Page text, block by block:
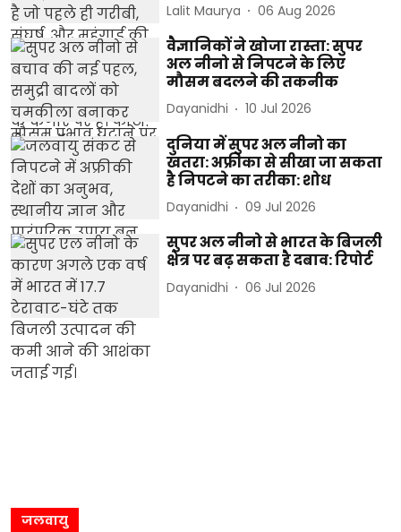
Lalit Maurya 06 Aug 2026
वैज्ञानिकों ने खोजा रास्ता: सुपर
अल नीनो से निपटने के लिए
मौसम बदलने की तकनीक
Dayanidhi 10 Jul 2026
दुनिया में सुपर अल नीनो का
खतरा: अफ्रीका से सीखा जा सकता
है निपटने का तरीका: शोध
Dayanidhi 09 Jul 2026
सुपर अल नीनो से भारत के बिजली
क्षेत्र पर बढ़ सकता है दबाव: रिपोर्ट
Dayanidhi 06 Jul 2026
जलवायु